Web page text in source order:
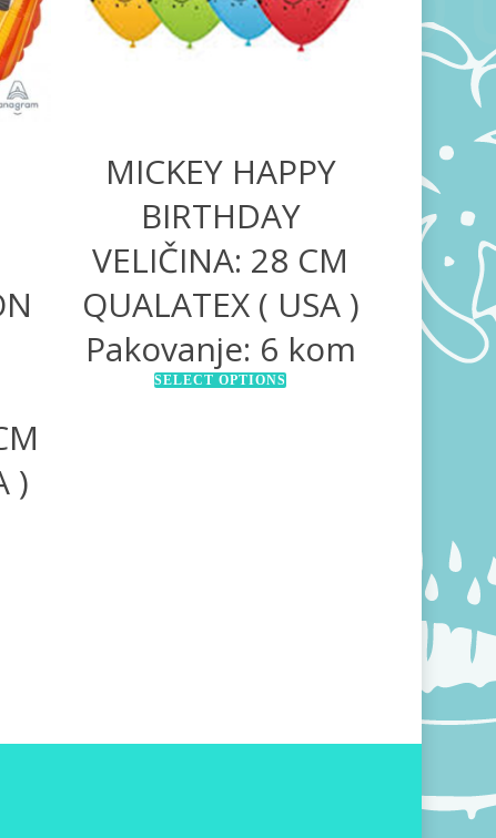
)
MICKEY HAPPY
BIRTHDAY
VELIČINA: 28 CM
QUALATEX ( USA )
Pakovanje: 6 kom
SELECT OPTIONS